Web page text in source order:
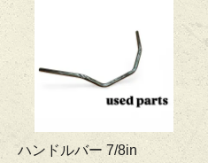
ハンドルバー 7/8in